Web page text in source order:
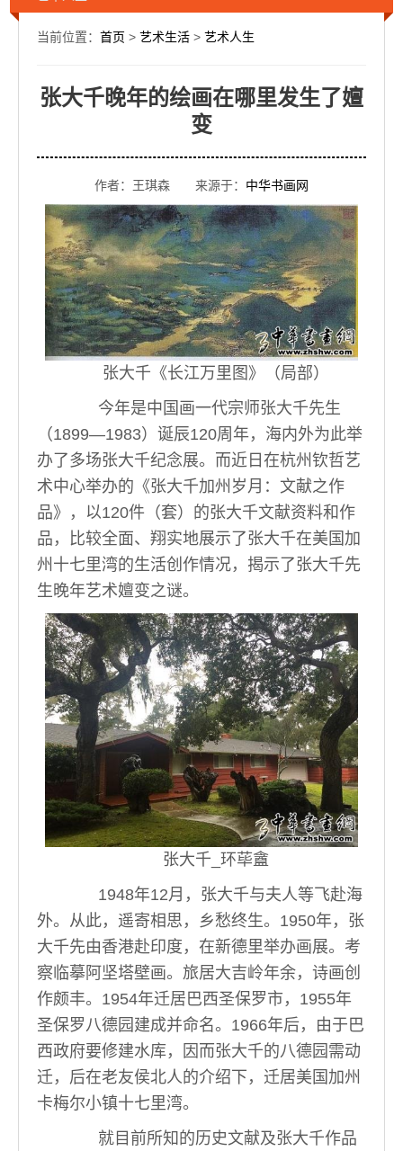
当前位置： 首页 > 艺术生活 > 艺术人生
张大千晚年的绘画在哪里发生了嬗
变
作者：王琪森 来源于： 中华书画网
张大千《长江万里图》（局部）
今年是中国画一代宗师张大千先生
（1899—1983）诞辰120周年，海内外为此举
办了多场张大千纪念展。而近日在杭州钦哲艺
术中心举办的《张大千加州岁月：文献之作
品》，以120件（套）的张大千文献资料和作
品，比较全面、翔实地展示了张大千在美国加
州十七里湾的生活创作情况，揭示了张大千先
生晚年艺术嬗变之谜。
张大千_环荜盦
1948年12月，张大千与夫人等飞赴海
外。从此，遥寄相思，乡愁终生。1950年，张
大千先由香港赴印度，在新德里举办画展。考
察临摹阿坚塔壁画。旅居大吉岭年余，诗画创
作颇丰。1954年迁居巴西圣保罗市，1955年
圣保罗八德园建成并命名。1966年后，由于巴
西政府要修建水库，因而张大千的八德园需动
迁，后在老友侯北人的介绍下，迁居美国加州
卡梅尔小镇十七里湾。
就目前所知的历史文献及张大千作品